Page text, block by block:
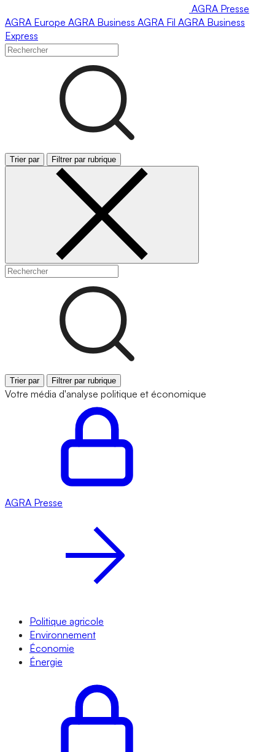
AGRA Presse
AGRA Europe AGRA Business AGRA Fil AGRA Business
Express
Trier par Filtrer par rubrique
Trier par Filtrer par rubrique
Votre média d'analyse politique et économique
AGRA Presse
Politique agricole
Environnement
Économie
Énergie